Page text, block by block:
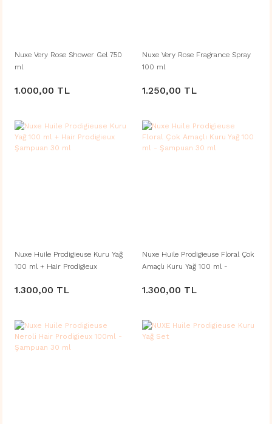
Nuxe Very Rose Shower Gel 750
ml
1.000,00 TL
Nuxe Very Rose Fragrance Spray
100 ml
1.250,00 TL
Nuxe Huile Prodigieuse Kuru Yağ
100 ml + Hair Prodigieux
1.300,00 TL
Nuxe Huile Prodigieuse Floral Çok
Amaçlı Kuru Yağ 100 ml -
1.300,00 TL